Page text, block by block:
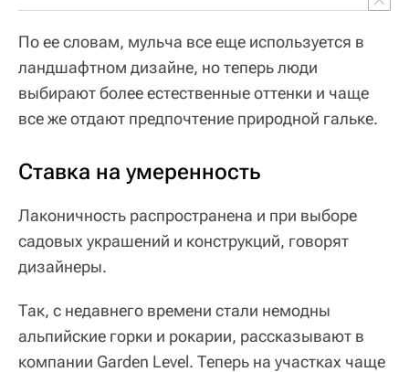
По ее словам, мульча все еще используется в
ландшафтном дизайне, но теперь люди
выбирают более естественные оттенки и чаще
все же отдают предпочтение природной гальке.
Ставка на умеренность
Лаконичность распространена и при выборе
садовых украшений и конструкций, говорят
дизайнеры.
Так, с недавнего времени стали немодны
альпийские горки и рокарии, рассказывают в
компании Garden Level. Теперь на участках чаще